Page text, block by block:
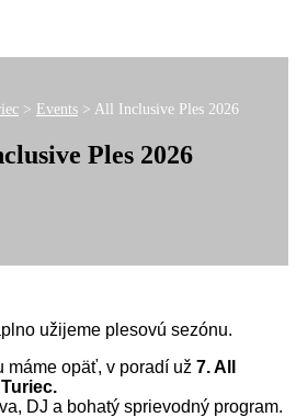
> Events > All Inclusive Ples 2026
Ples 2026
užijeme plesovú sezónu.
máme opäť, v poradí už 7. All
DJ a bohatý sprievodný program.